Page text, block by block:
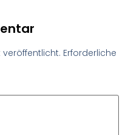
veröffentlicht. Erforderliche